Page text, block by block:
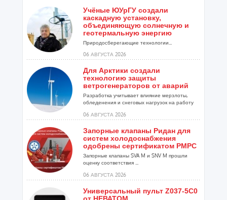
Учёные ЮУрГУ создали
каскадную установку,
объединяющую солнечную и
геотермальную энергию
Природосберегающие технологии...
06 АВГУСТА 2026
Для Арктики создали
технологию защиты
ветрогенераторов от аварий
Разработка учитывает влияние мерзлоты,
обледенения и снеговых нагрузок на работу
06 АВГУСТА 2026
Запорные клапаны Ридан для
систем холодоснабжения
одобрены сертификатом РМРС
Запорные клапаны SVA M и SNV M прошли
оценку соответствия ...
06 АВГУСТА 2026
Универсальный пульт Z037-5C0
от НЕВАТОМ